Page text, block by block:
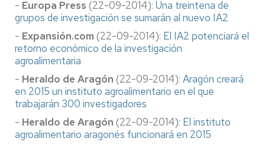
- Europa Press (22-09-2014): Una treintena de
grupos de investigación se sumarán al nuevo IA2
- Expansión.com (22-09-2014): El IA2 potenciará el
retorno económico de la investigación
agroalimentaria
- Heraldo de Aragón (22-09-2014): Aragón creará
en 2015 un instituto agroalimentario en el que
trabajarán 300 investigadores
- Heraldo de Aragón (22-09-2014): El instituto
agroalimentario aragonés funcionará en 2015